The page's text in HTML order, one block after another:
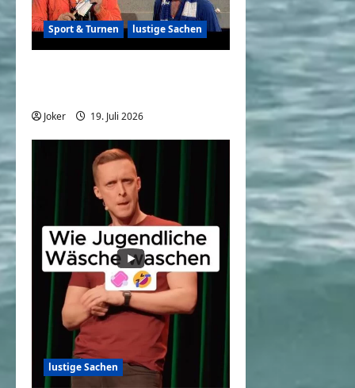
Sport & Turnen lustige Sachen
Joker 19. Juli 2026
lustige Sachen